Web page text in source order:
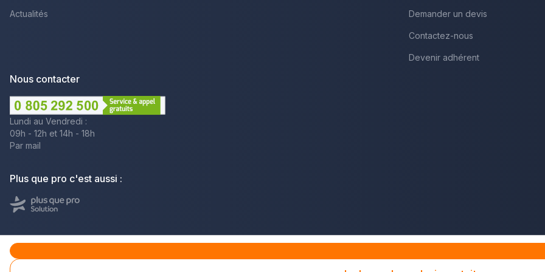
Actualités Demander un devis
Contactez-nous
Devenir adhérent
Nous contacter
Lundi au Vendredi :
09h - 12h et 14h - 18h
Par mail
Plus que pro c'est aussi :
CGU - Avis Politique de confidentialité